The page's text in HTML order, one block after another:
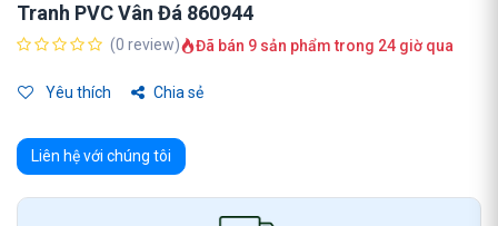
Tranh PVC Vân Đá 860944
(0 review) Đã bán 9 sản phẩm trong 24 giờ qua
Yêu thích Chia sẻ
Liên hệ với chúng tôi